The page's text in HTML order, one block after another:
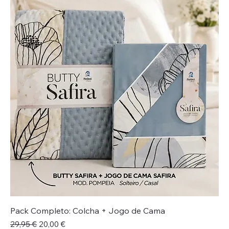
Pack Completo: Colcha + Jogo de Cama
Preço normal
29,95 € Preço promocional
20,00 €